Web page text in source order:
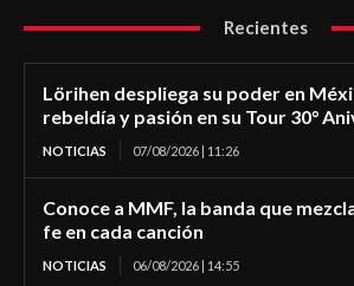
Recientes
Lörihen despliega su poder en
rebeldía y pasión en su Tour 30°
NOTICIAS 07/08/2026 | 11:26
Conoce a MMF, la banda que
fe en cada canción
NOTICIAS 06/08/2026 | 14:55